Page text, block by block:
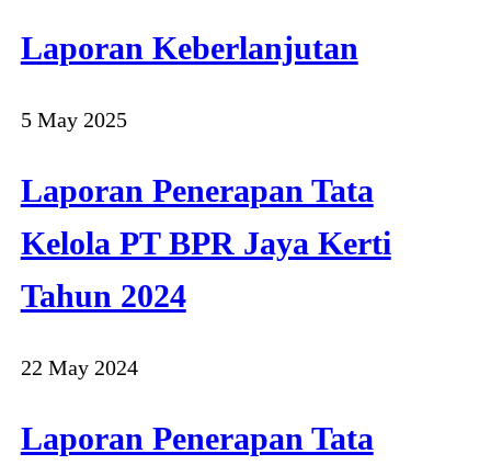
Laporan Keberlanjutan
5 May 2025
Laporan Penerapan Tata
Kelola PT BPR Jaya Kerti
Tahun 2024
22 May 2024
Laporan Penerapan Tata